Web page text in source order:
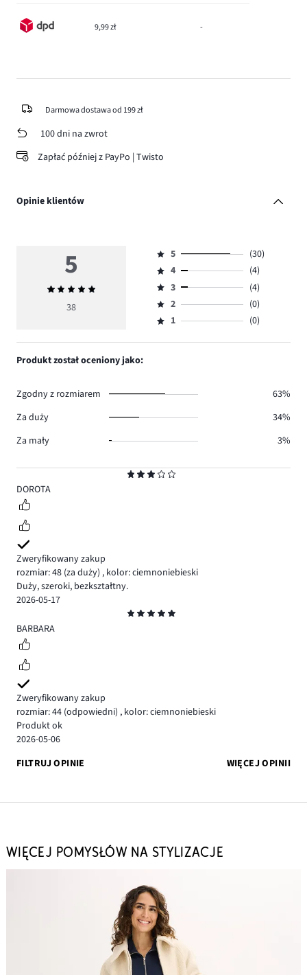
9,99 zł -
Darmowa dostawa od 199 zł
100 dni na zwrot
Zapłać później z PayPo | Twisto
Opinie klientów
3
DOROTA
Zweryfikowany zakup
rozmiar: 48 (za duży) , kolor: ciemnoniebieski
Duży, szeroki, bezkształtny.
2026-05-17
5
BARBARA
Zweryfikowany zakup
rozmiar: 44 (odpowiedni) , kolor: ciemnoniebieski
Produkt ok
2026-05-06
FILTRUJ OPINIE
WIĘCEJ OPINII
5
Średnia
ocena
38
Ocena
5,
ilość
głosów
30.
5
(30)
Ocena
4,
ilość
głosów
4
(4)
Ocena
3,
ilość
3
(4)
Ocena
2,
2
(0)
Ocena
1,
1 (0)
Produkt został oceniony jako:
Zgodny z rozmiarem
63%
Za duży
34%
Za mały
3%
WIĘCEJ POMYSŁÓW NA STYLIZACJE